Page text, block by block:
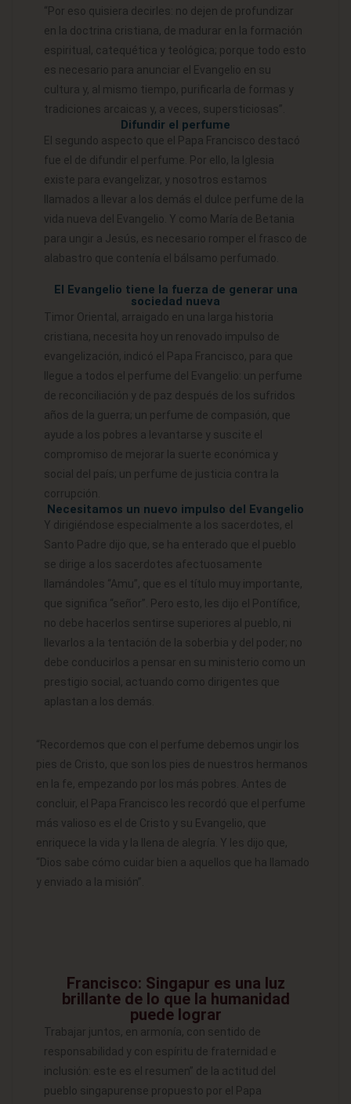
“Por eso quisiera decirles: no dejen de profundizar
en la doctrina cristiana, de madurar en la formación
espiritual, catequética y teológica; porque todo esto
es necesario para anunciar el Evangelio en su
cultura y, al mismo tiempo, purificarla de formas y
tradiciones arcaicas y, a veces, supersticiosas”.
Difundir el perfume
El segundo aspecto que el Papa Francisco destacó
fue el de difundir el perfume. Por ello, la Iglesia
existe para evangelizar, y nosotros estamos
llamados a llevar a los demás el dulce perfume de la
vida nueva del Evangelio. Y como María de Betania
para ungir a Jesús, es necesario romper el frasco de
alabastro que contenía el bálsamo perfumado.
El Evangelio tiene la fuerza de generar una
sociedad nueva
Timor Oriental, arraigado en una larga historia
cristiana, necesita hoy un renovado impulso de
evangelización, indicó el Papa Francisco, para que
llegue a todos el perfume del Evangelio: un perfume
de reconciliación y de paz después de los sufridos
años de la guerra; un perfume de compasión, que
ayude a los pobres a levantarse y suscite el
compromiso de mejorar la suerte económica y
social del país; un perfume de justicia contra la
corrupción.
Necesitamos un nuevo impulso del Evangelio
Y dirigiéndose especialmente a los sacerdotes, el
Santo Padre dijo que, se ha enterado que el pueblo
se dirige a los sacerdotes afectuosamente
llamándoles “Amu”, que es el título muy importante,
que significa “señor”. Pero esto, les dijo el Pontífice,
no debe hacerlos sentirse superiores al pueblo, ni
llevarlos a la tentación de la soberbia y del poder; no
debe conducirlos a pensar en su ministerio como un
prestigio social, actuando como dirigentes que
aplastan a los demás.
“Recordemos que con el perfume debemos ungir los
pies de Cristo, que son los pies de nuestros hermanos
en la fe, empezando por los más pobres. Antes de
concluir, el Papa Francisco les recordó que el perfume
más valioso es el de Cristo y su Evangelio, que
enriquece la vida y la llena de alegría. Y les dijo que,
“Dios sabe cómo cuidar bien a aquellos que ha llamado
y enviado a la misión”.
Francisco: Singapur es una luz
brillante de lo que la humanidad
puede lograr
Trabajar juntos, en armonía, con sentido de
responsabilidad y con espíritu de fraternidad e
inclusión: este es el resumen” de la actitud del
pueblo singapurense propuesto por el Papa